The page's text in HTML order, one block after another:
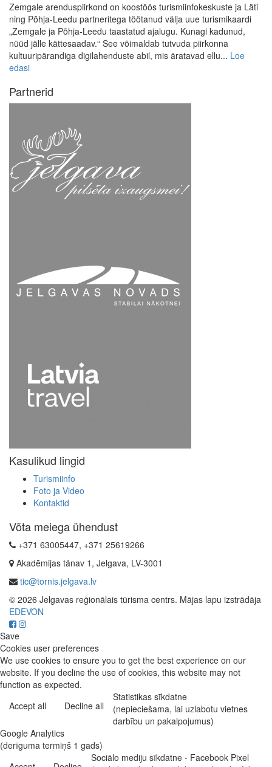
Zemgale arenduspiirkond on koostöös turismiinfokeskuste ja Läti
ning Põhja-Leedu partneritega töötanud välja uue turismikaardi
„Zemgale ja Põhja-Leedu taastatud ajalugu. Kunagi kadunud,
nüüd jälle kättesaadav.“ See võimaldab tutvuda piirkonna
kultuuripärandiga digilahenduste abil, mis äratavad ellu... Loe
edasi
Partnerid
Kasulikud lingid
Turismiinfo
Foto ja Video
Kontaktid
Võta meiega ühendust
+371 63005447, +371 25619266
Akadēmijas tänav 1, Jelgava, LV-3001
tic@tornis.jelgava.lv
© 2026 Jelgavas reģionālais tūrisma centrs. Mājas lapu izstrādāja
EDEVON
Save
Cookies user preferences
We use cookies to ensure you to get the best experience on our
website. If you decline the use of cookies, this website may not
function as expected.
Accept all
Decline all
Statistikas sīkdatne
(nepieciešama, lai uzlabotu vietnes
darbību un pakalpojumus)
Google Analytics
(derīguma termiņš 1 gads)
Sociālo mediju sīkdatne - Facebook Pixel